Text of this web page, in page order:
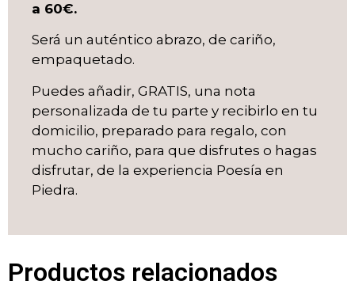
a 60€.
Será un auténtico abrazo, de cariño,
empaquetado.
Puedes añadir, GRATIS, una nota
personalizada de tu parte y recibirlo en tu
domicilio, preparado para regalo, con
mucho cariño, para que disfrutes o hagas
disfrutar, de la experiencia Poesía en
Piedra.
Productos relacionados